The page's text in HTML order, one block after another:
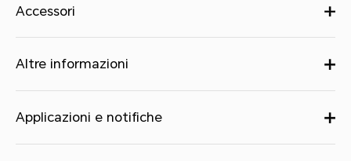
Accessori
Altre informazioni
Applicazioni e notifiche